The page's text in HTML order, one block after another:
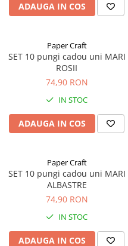
Cutii cu inaltime variabila
Carti pentru copii - Colectia
Povestiri de colorat
Arhivare&Depozitare
Ambalare cadouri
Hartie de matase
Hartie impachetat cadouri
Panglica dublu satinata 6 mm
Panglica dublu satinata 9 mm
Panglica dublu satinata 10 mm
Panglica dublu satinata 16 mm
Hartie copiator alba si colorata
ADAUGA IN COS
Paper Craft
SET 10 pungi cadou uni MARI
ROSII
74,90 RON
IN STOC
ADAUGA IN COS
Paper Craft
SET 10 pungi cadou uni MARI
ALBASTRE
74,90 RON
IN STOC
ADAUGA IN COS